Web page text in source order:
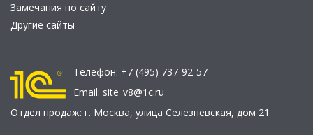
Замечания по сайту
Другие сайты
Телефон: +7 (495) 737-92-57
Email: site_v8@1c.ru
Отдел продаж: г. Москва, улица Селезнёвская, дом 21